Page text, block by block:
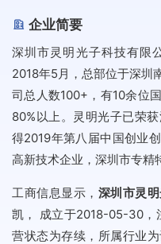
企业简要
深圳市灵明光子科技有限
2018年5月，总部位于深圳
司总人数100+，有10余位
80%以上。灵明光子已荣
得2019年第八届中国创业
高新技术企业，深圳市专精
工商信息显示， 深圳市灵
凯， 成立于2018-05-30，
营状态为存续，所属行业